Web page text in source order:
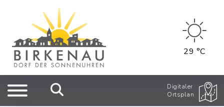
29 °C
Digitaler
Ortsplan